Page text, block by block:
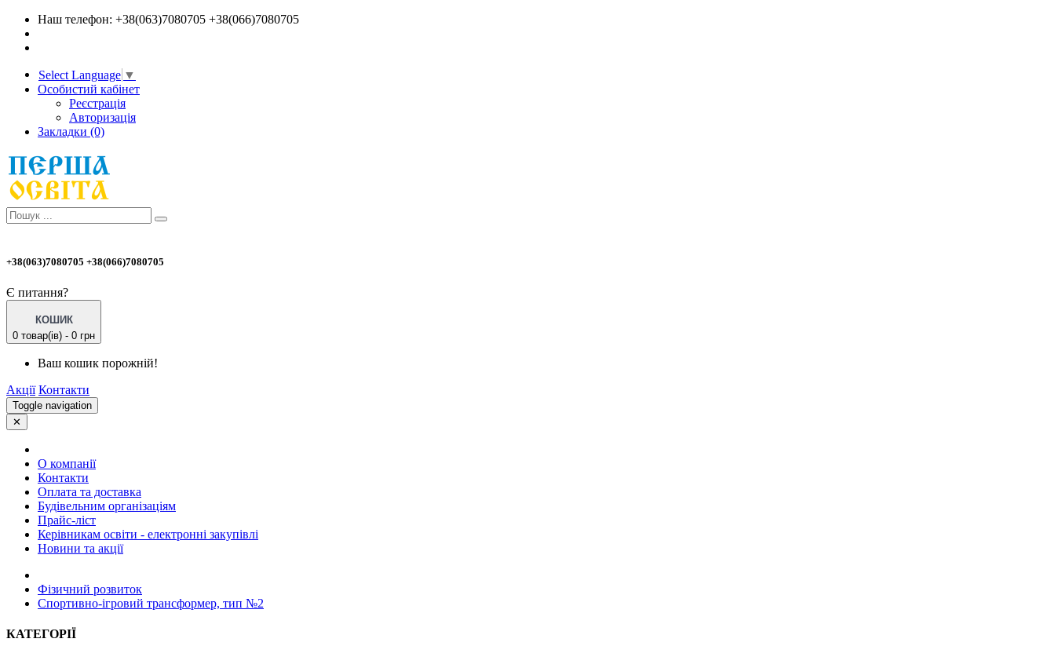
Наш телефон: +38(063)7080705 +38(066)7080705
Select Language ▼
Особистий кабінет
Реєстрація
Авторизація
Закладки (0)
+38(063)7080705 +38(066)7080705
Є питання?
КОШИК
0 товар(ів) - 0 грн
Ваш кошик порожній!
Акції Контакти
Toggle navigation
✕
О компанії
Контакти
Оплата та доставка
Будівельним організаціям
Прайс-ліст
Керівникам освіти - електронні закупівлі
Новини та акції
Фізичний розвиток
Спортивно-ігровий трансформер, тип №2
КАТЕГОРІЇ